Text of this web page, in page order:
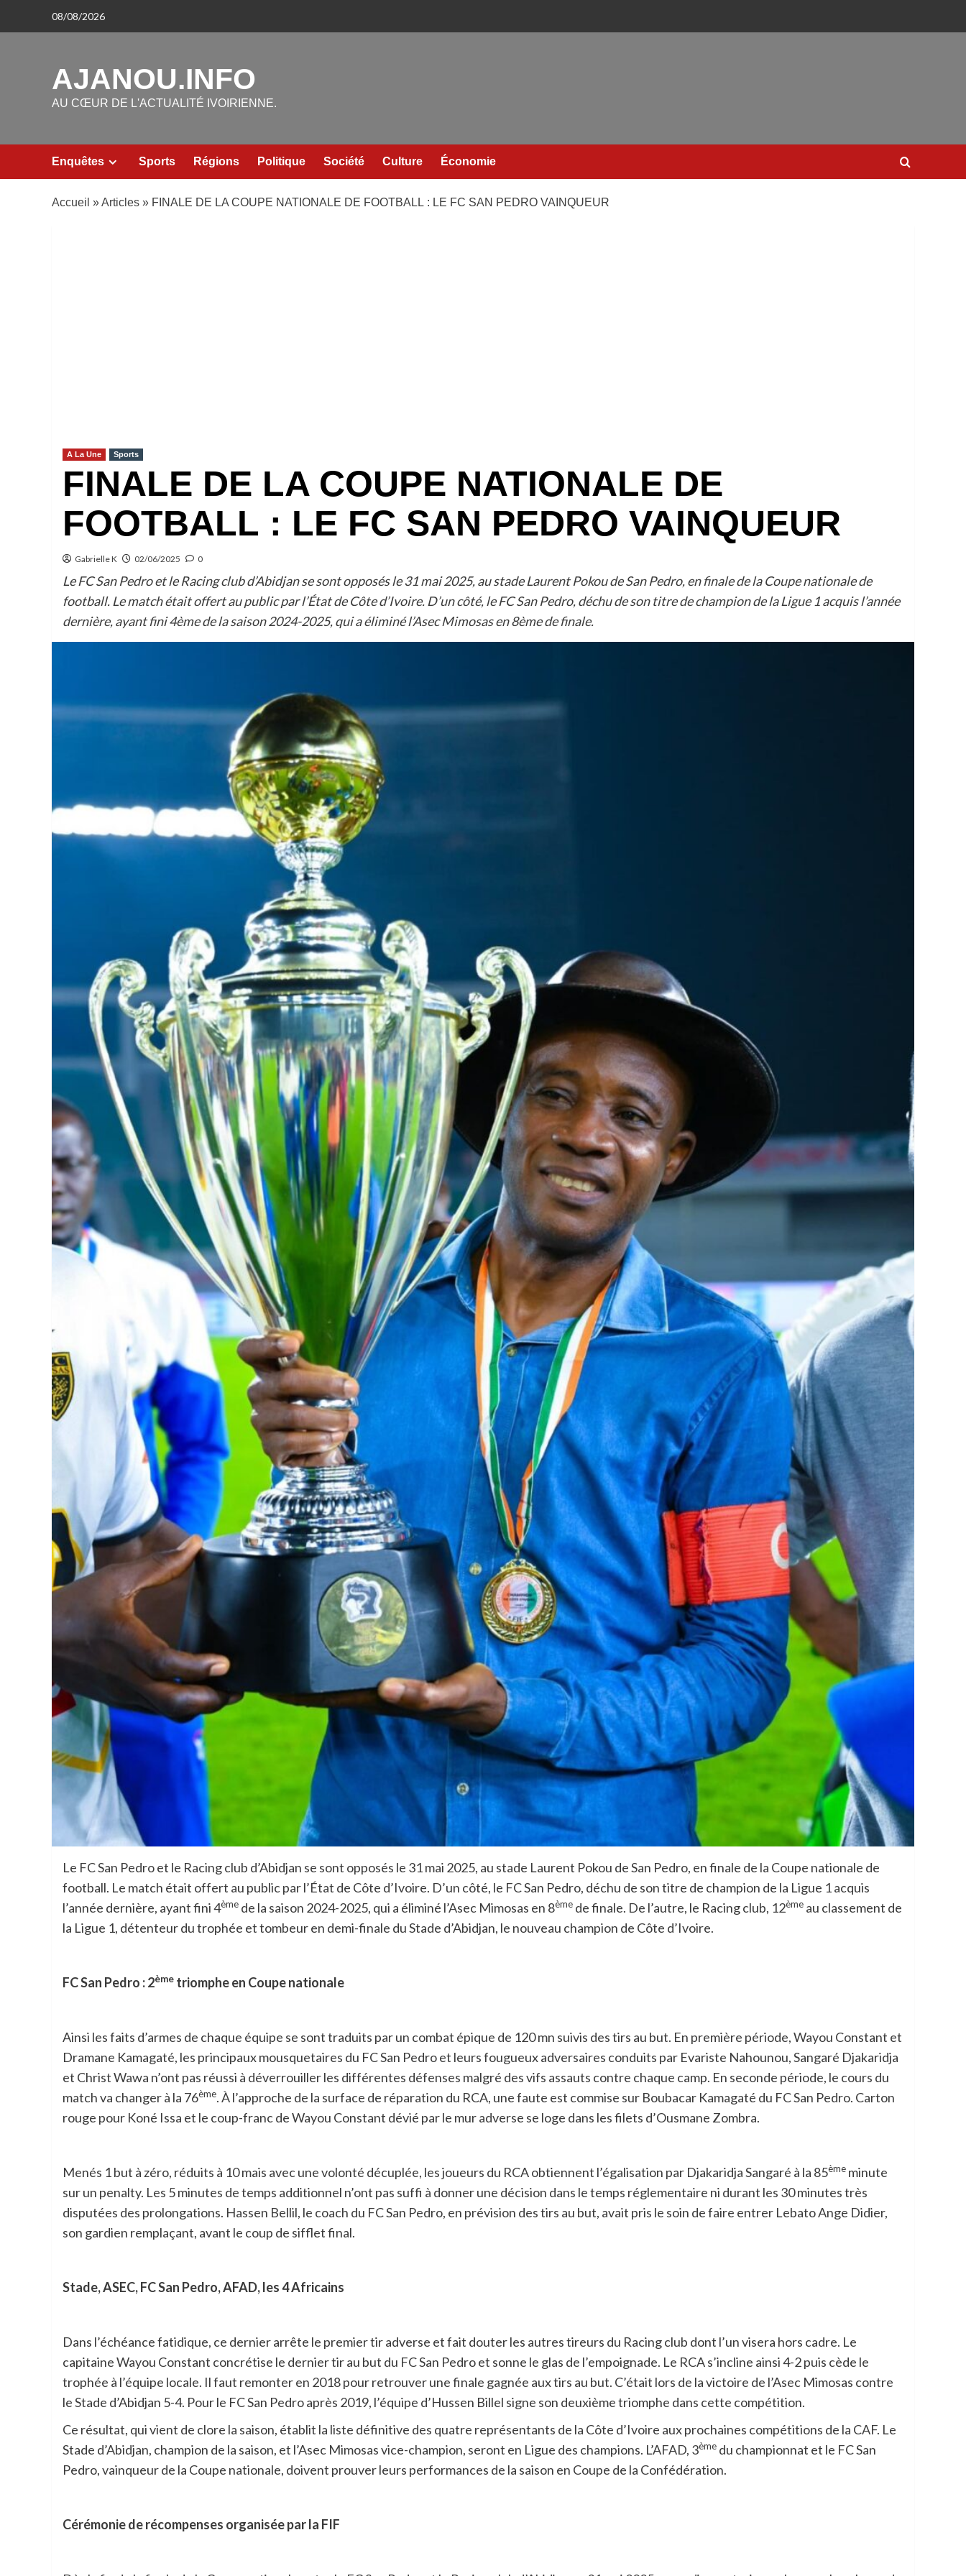
08/08/2026
AJANOU.INFO
AU CŒUR DE L'ACTUALITÉ IVOIRIENNE.
Enquêtes Sports Régions Politique Société Culture Économie
Accueil »Articles » FINALE DE LA COUPE NATIONALE DE FOOTBALL : LE FC SAN PEDRO VAINQUEUR
A La Une Sports
FINALE DE LA COUPE NATIONALE DE
FOOTBALL : LE FC SAN PEDRO VAINQUEUR
Gabrielle K 02/06/2025 0
Le FC San Pedro et le Racing club d’Abidjan se sont opposés le 31 mai 2025, au stade Laurent Pokou de San Pedro, en finale de la Coupe nationale de
football. Le match était offert au public par l’État de Côte d’Ivoire. D’un côté, le FC San Pedro, déchu de son titre de champion de la Ligue 1 acquis l’année
dernière, ayant fini 4ème de la saison 2024-2025, qui a éliminé l’Asec Mimosas en 8ème de finale.
Le FC San Pedro et le Racing club d’Abidjan se sont opposés le 31 mai 2025, au stade Laurent Pokou de San Pedro, en finale de la Coupe nationale de
football. Le match était offert au public par l’État de Côte d’Ivoire. D’un côté, le FC San Pedro, déchu de son titre de champion de la Ligue 1 acquis
l’année dernière, ayant fini 4ème de la saison 2024-2025, qui a éliminé l’Asec Mimosas en 8ème de finale. De l’autre, le Racing club, 12ème au classement de
la Ligue 1, détenteur du trophée et tombeur en demi-finale du Stade d’Abidjan, le nouveau champion de Côte d’Ivoire.
FC San Pedro : 2ème triomphe en Coupe nationale
Ainsi les faits d’armes de chaque équipe se sont traduits par un combat épique de 120 mn suivis des tirs au but. En première période, Wayou Constant et
Dramane Kamagaté, les principaux mousquetaires du FC San Pedro et leurs fougueux adversaires conduits par Evariste Nahounou, Sangaré Djakaridja
et Christ Wawa n’ont pas réussi à déverrouiller les différentes défenses malgré des vifs assauts contre chaque camp. En seconde période, le cours du
match va changer à la 76ème. À l’approche de la surface de réparation du RCA, une faute est commise sur Boubacar Kamagaté du FC San Pedro. Carton
rouge pour Koné Issa et le coup-franc de Wayou Constant dévié par le mur adverse se loge dans les filets d’Ousmane Zombra.
Menés 1 but à zéro, réduits à 10 mais avec une volonté décuplée, les joueurs du RCA obtiennent l’égalisation par Djakaridja Sangaré à la 85ème minute
sur un penalty. Les 5 minutes de temps additionnel n’ont pas suffi à donner une décision dans le temps réglementaire ni durant les 30 minutes très
disputées des prolongations. Hassen Bellil, le coach du FC San Pedro, en prévision des tirs au but, avait pris le soin de faire entrer Lebato Ange Didier,
son gardien remplaçant, avant le coup de sifflet final.
Stade, ASEC, FC San Pedro, AFAD, les 4 Africains
Dans l’échéance fatidique, ce dernier arrête le premier tir adverse et fait douter les autres tireurs du Racing club dont l’un visera hors cadre. Le
capitaine Wayou Constant concrétise le dernier tir au but du FC San Pedro et sonne le glas de l’empoignade. Le RCA s’incline ainsi 4-2 puis cède le
trophée à l’équipe locale. Il faut remonter en 2018 pour retrouver une finale gagnée aux tirs au but. C’était lors de la victoire de l’Asec Mimosas contre
le Stade d’Abidjan 5-4. Pour le FC San Pedro après 2019, l’équipe d’Hussen Billel signe son deuxième triomphe dans cette compétition.
Ce résultat, qui vient de clore la saison, établit la liste définitive des quatre représentants de la Côte d’Ivoire aux prochaines compétitions de la CAF. Le
Stade d’Abidjan, champion de la saison, et l’Asec Mimosas vice-champion, seront en Ligue des champions. L’AFAD, 3ème du championnat et le FC San
Pedro, vainqueur de la Coupe nationale, doivent prouver leurs performances de la saison en Coupe de la Confédération.
Cérémonie de récompenses organisée par la FIF